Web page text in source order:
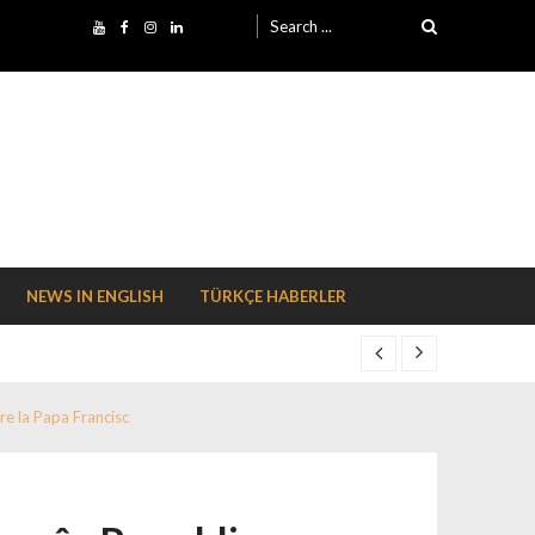
Search for:
NEWS IN ENGLISH TÜRKÇE HABERLER
la Papa Francisc